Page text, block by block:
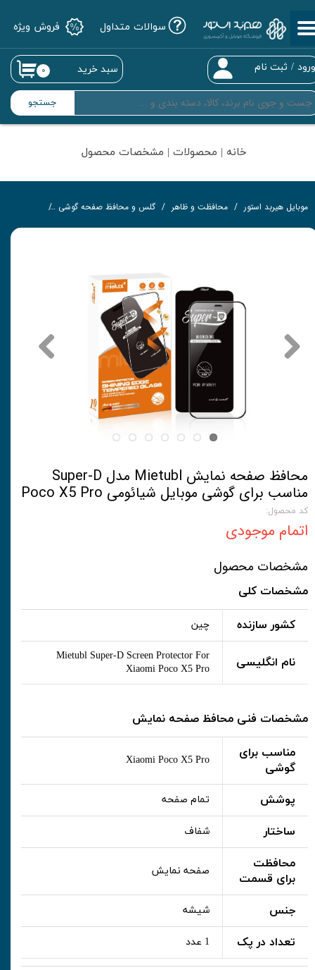
جستجو
/ ثبت نام
حساب کاربری من
تغییر گذر واژه
سفارشات
خروج از حساب کاربری
۰ سبد خرید
سوالات متداول فروش ویژه
خانه | محصولات | مشخصات محصول
موبایل هیربد استور محافظت و ظاهر گلس و محافظ صفحه گوشی
محافظ صفحه نمایش Mietubl مدل Super-D
مناسب برای گوشی موبایل شیائومی Poco X5 Pro
کد محصول:
اتمام موجودی
مشخصات محصول
مشخصات کلی
کشور سازنده چین
نام انگلیسی
Mietubl Super-D Screen Protector For
Xiaomi Poco X5 Pro
مشخصات فنی محافظ صفحه نمایش
مناسب برای
گوشی
Xiaomi Poco X5 Pro
پوشش تمام صفحه
ساختار شفاف
محافظت
برای قسمت
صفحه نمایش
جنس شیشه
تعداد در پک 1 عدد